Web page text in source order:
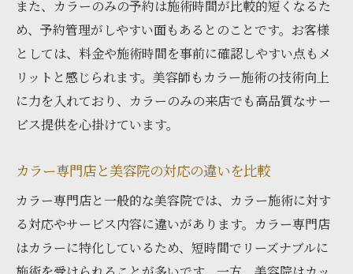
また、カラーのみの予約は施術時間が比較的短くなるた
め、予約管理がしやすい面もあるとのことです。お客様
としては、料金や施術時間を事前に確認しやすい点もメ
リットと感じられます。美容師もカラー施術の技術向上
に力を入れており、カラーのみの来店でも高品質なサー
ビス提供を心掛けています。
カラー専門店と美容院の対応の違いを比較
カラー専門店と一般的な美容院では、カラー施術に対す
る対応やサービス内容に違いがあります。カラー専門店
はカラーに特化しているため、短時間でリーズナブルに